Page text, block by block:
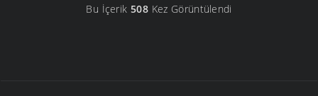
Bu İçerik 508Kez Görüntülendi